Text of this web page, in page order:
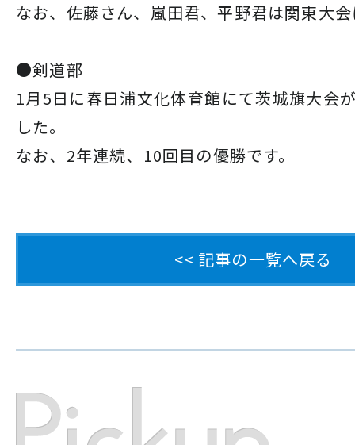
なお、佐藤さん、嵐田君、平野君は関東大
●剣道部
1月5日に春日浦文化体育館にて茨城旗大会
した。
なお、2年連続、10回目の優勝です。
<< 記事の一覧へ戻る